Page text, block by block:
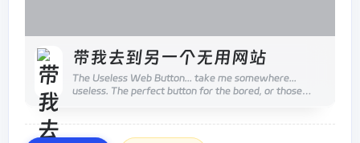
带我去到另一个无用网站
The Useless Web Button... take me somewhere...
useless. The perfect button for the bored, or those